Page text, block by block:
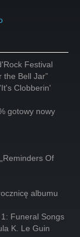
Festival
Bell Jar”
Clobberin'
gotowy nowy
Of
albumu
Funeral Songs
K. Le Guin